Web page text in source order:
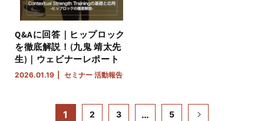
Q&Aに回答｜ヒップロック
を徹底解説！(九鬼 靖太先
生)｜ウェビナーレポート
2026.01.19 セミナー 活動報告
1 2 3 … 5